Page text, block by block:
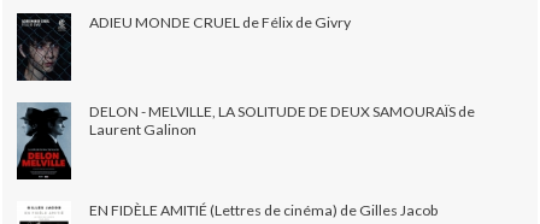
ADIEU MONDE CRUEL de Félix de Givry
DELON - MELVILLE, LA SOLITUDE DE DEUX SAMOURAÏS de
Laurent Galinon
EN FIDÈLE AMITIÉ (Lettres de cinéma) de Gilles Jacob